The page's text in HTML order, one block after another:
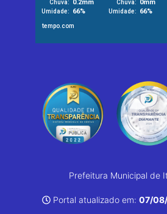
Prefeitura Municipal de
Portal atualizado em: 07/